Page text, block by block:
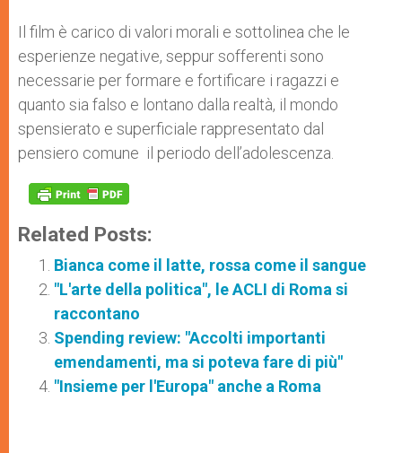
Il film è carico di valori morali e sottolinea che le
esperienze negative, seppur sofferenti sono
necessarie per formare e fortificare i ragazzi e
quanto sia falso e lontano dalla realtà, il mondo
spensierato e superficiale rappresentato dal
pensiero comune il periodo dell’adolescenza.
Related Posts:
Bianca come il latte, rossa come il sangue
"L'arte della politica", le ACLI di Roma si
raccontano
Spending review: "Accolti importanti
emendamenti, ma si poteva fare di più"
"Insieme per l'Europa" anche a Roma